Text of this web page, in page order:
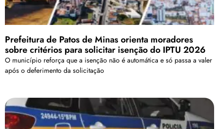
Prefeitura de Patos de Minas orienta moradores
sobre critérios para solicitar isenção do IPTU 2026
O município reforça que a isenção não é automática e só passa a valer
após o deferimento da solicitação